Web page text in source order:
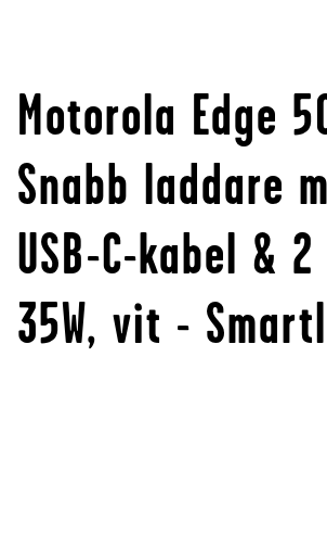
Motorola Edge
Snabb laddare
USB-C-kabel &
35W, vit -